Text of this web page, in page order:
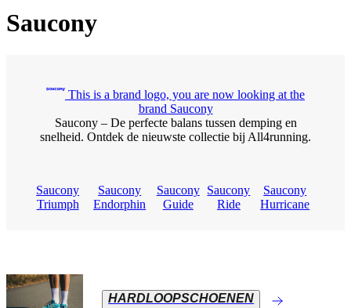
Saucony
This is a brand logo, you are now looking at the
brand Saucony
Saucony – De perfecte balans tussen demping en
snelheid. Ontdek de nieuwste collectie bij All4running.
Saucony
Triumph
Saucony
Endorphin
Saucony
Guide
Saucony
Ride
Saucony
Hurricane
HARDLOOPSCHOENEN